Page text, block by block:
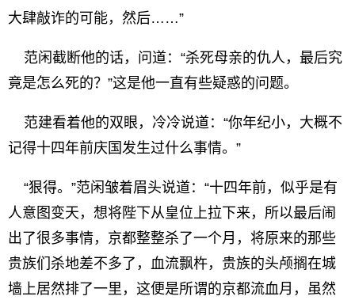
大肆敲诈的可能，然后……”
范闲截断他的话，问道：“杀死母亲的仇人，最后究
竟是怎么死的？”这是他一直有些疑惑的问题。
范建看着他的双眼，冷冷说道：“你年纪小，大概不
记得十四年前庆国发生过什么事情。”
“狠得。”范闲皱着眉头说道：“十四年前，似乎是有
人意图变天，想将陛下从皇位上拉下来，所以最后闹
出了很多事情，京都整整杀了一个月，将原来的那些
贵族们杀地差不多了，血流飘杵，贵族的头颅搁在城
墙上居然排了一里，这便是所谓的京都流血月，虽然